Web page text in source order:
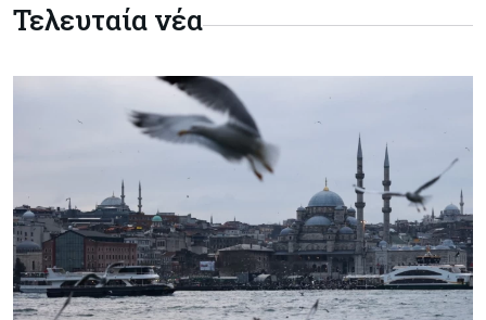
Τραμπ: Νέοι δασμοί 15% στο πολυπυρίτιο για
ημιαγωγούς και φωτοβολταϊκά με στόχο την
ενίσχυση της βιομηχανίας
07-08-2026
Τσολάκη: Προτεραιότητα η βελτίωση της
καθημερινότητας μέσω οδικών έργων και
συγκοινωνιών
Ενέργεια 07-08-2026
Τελευταία νέα